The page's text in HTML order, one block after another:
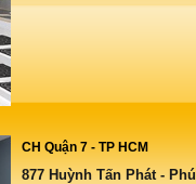
CH Quận 7 - TP HCM
877 Huỳnh Tấn Phát - Phú